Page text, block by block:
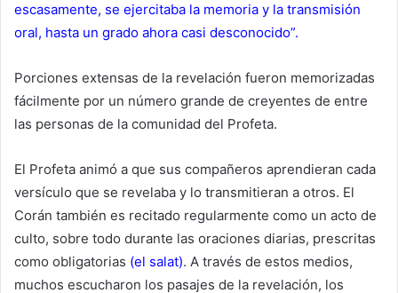
escasamente, se ejercitaba la memoria y la transmisión
oral, hasta un grado ahora casi desconocido”.
Porciones extensas de la revelación fueron memorizadas
fácilmente por un número grande de creyentes de entre
las personas de la comunidad del Profeta.
El Profeta animó a que sus compañeros aprendieran cada
versículo que se revelaba y lo transmitieran a otros. El
Corán también es recitado regularmente como un acto de
culto, sobre todo durante las oraciones diarias, prescritas
como obligatorias (el salat). A través de estos medios,
muchos escucharon los pasajes de la revelación, los